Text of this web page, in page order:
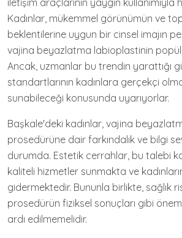
iletişim araçlarının yaygın kullanımıyla
Kadınlar, mükemmel görünümün ve
beklentilerine uygun bir cinsel imajın
vajina beyazlatma labioplastinin
Ancak, uzmanlar bu trendin yarattığı
standartlarının kadınlara gerçekçi
sunabileceği konusunda uyarıyorlar.
Başkale'deki kadınlar, vajina
prosedürüne dair farkındalık ve bilgi
durumda. Estetik cerrahlar, bu talebi
kaliteli hizmetler sunmakta ve
gidermektedir. Bununla birlikte, sağlık
prosedürün fiziksel sonuçları gibi
ardı edilmemelidir.